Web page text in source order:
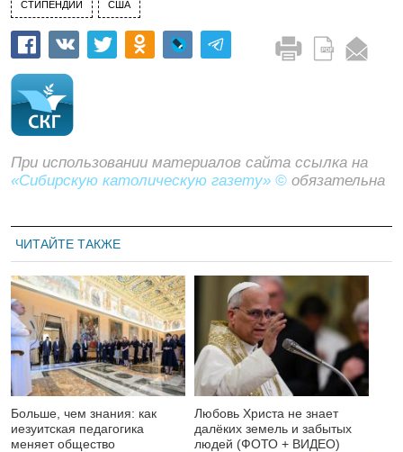
СТИПЕНДИИ США
При использовании материалов сайта ссылка на
«Сибирскую католическую газету» © обязательна
ЧИТАЙТЕ ТАКЖЕ
Больше, чем знания: как
иезуитская педагогика
меняет общество
Любовь Христа не знает
далёких земель и забытых
людей (ФОТО + ВИДЕО)